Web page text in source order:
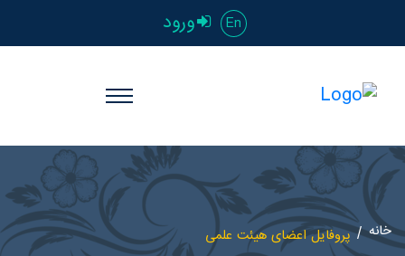
En ورود
خانه پروفایل اعضای هیئت علمی